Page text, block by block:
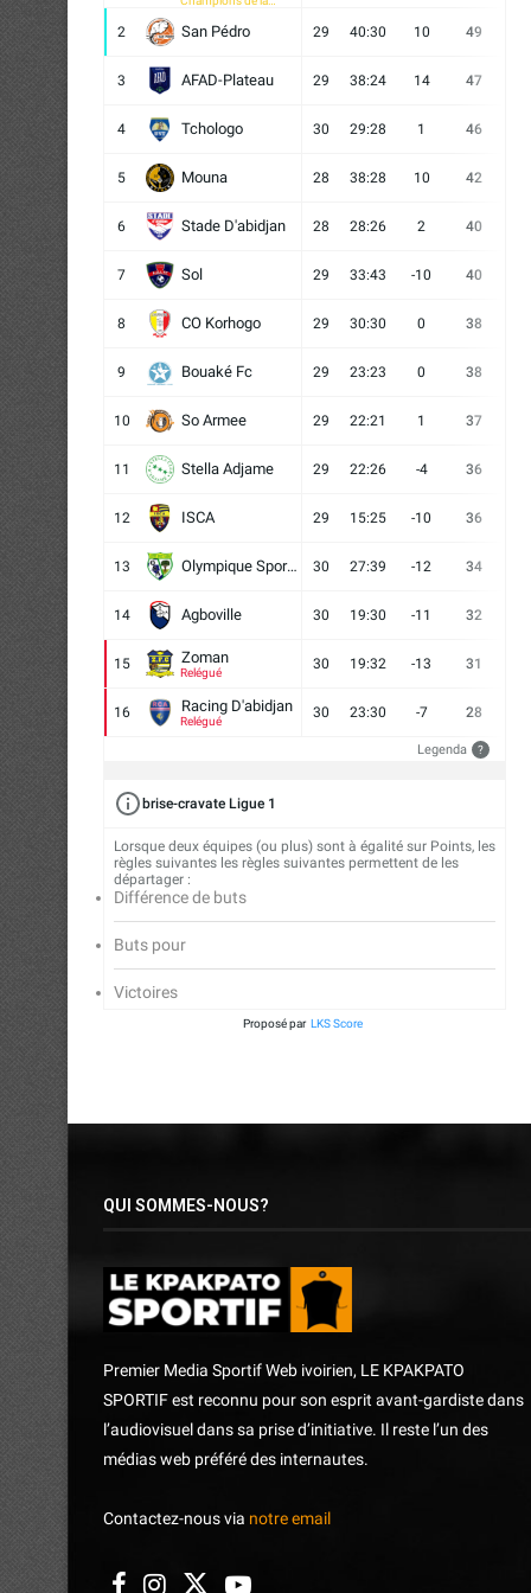
2 San Pédro 29 40:30 10 49
3 AFAD-Plateau 29 38:24 14 47
4 Tchologo 30 29:28 1 46
5 Mouna 28 38:28 10 42
6 Stade D'abidjan 28 28:26 2 40
7 Sol 29 33:43 -10 40
8 CO Korhogo 29 30:30 0 38
9 Bouaké Fc 29 23:23 0 38
10 So Armee 29 22:21 1 37
11 Stella Adjame 29 22:26 -4 36
12 ISCA 29 15:25 -10 36
13 Olympique Sport d'Abobo FC 30 27:39 -12 34
14 Agboville 30 19:30 -11 32
15 Zoman
Relégué
30 19:32 -13 31
16 Racing D'abidjan
Relégué
30 23:30 -7 28
Legenda ?
brise-cravate Ligue 1
Lorsque deux équipes (ou plus) sont à égalité sur Points, les
règles suivantes les règles suivantes permettent de les
départager :
Différence de buts
Buts pour
Victoires
Proposé par LKS Score
QUI SOMMES-NOUS?
Premier Media Sportif Web ivoirien, LE KPAKPATO
SPORTIF est reconnu pour son esprit avant-gardiste dans
l’audiovisuel dans sa prise d’initiative. Il reste l’un des
médias web préféré des internautes.
Contactez-nous via notre email